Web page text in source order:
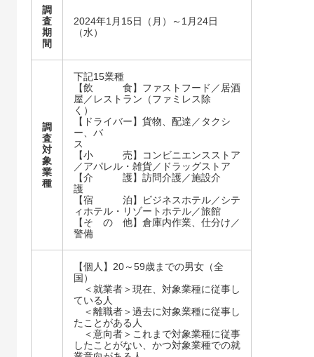
調
査
期
間
2024年1月15日（月）～1月24日
（水）​​
調
査
対
象
業
種
下記15業種
【飲 食】ファストフード／居酒
屋／レストラン（ファミレス除
く）
【ドライバー】貨物、配達／タクシ
ー、バ
ス
【小 売】コンビニエンスストア
／アパレル・雑貨／ドラッグストア
【介 護】訪問介護／施設介
護
【宿 泊】ビジネスホテル／シテ
ィホテル・リゾートホテル／旅館
【そ の 他】倉庫内作業、仕分け／
警備
【個人】20～59歳までの男女（全
国）​​
＜就業者＞現在、対象業種に従事し
ている人​​
＜離職者＞過去に対象業種に従事し
たことがある人​​
＜意向者＞これまで対象業種に従事
したことがない、かつ対象業種での就